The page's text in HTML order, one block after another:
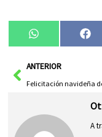
Compartir
en
WhatsApp
en
AntANTERIOR
A